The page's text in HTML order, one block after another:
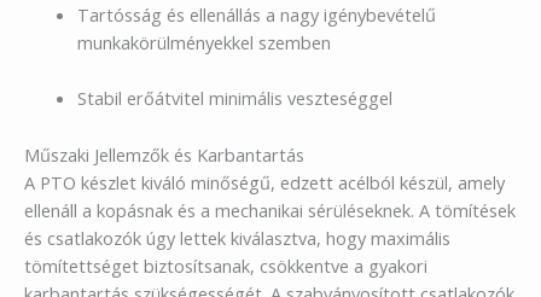
Tartósság és ellenállás a nagy igénybevételű
munkakörülményekkel szemben
Stabil erőátvitel minimális veszteséggel
Műszaki Jellemzők és Karbantartás
A PTO készlet kiváló minőségű, edzett acélból készül, amely
ellenáll a kopásnak és a mechanikai sérüléseknek. A tömítések
és csatlakozók úgy lettek kiválasztva, hogy maximális
tömítettséget biztosítsanak, csökkentve a gyakori